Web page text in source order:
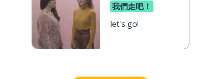
我們走吧！
let's go!